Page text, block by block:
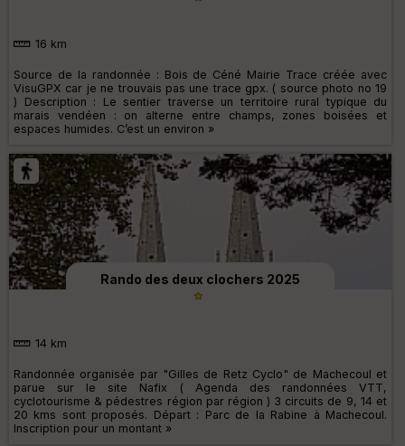
16 km
Source de la randonnée : Bois de Céné Mairie Trace créée avec
VisuGPX car je ne trouvais pas une trace gpx. ( source photo no 19
) Description : Le sentier traverse un territoire rural typique du
marais vendéen : on alterne entre champs, zones boisées et
espaces humides. C’est un environ »
Rando des deux clochers 2025
14 km
Randonnée organisée par "Gilles de Retz Cyclo" de Machecoul et
parue sur le site Nafix ( Agenda des randonnées VTT,
cyclotourisme & pédestres région par région ) 3 circuits de 9, 14 et
20 kms sont proposés. Départ : Parc de la Rabine à Machecoul.
Inscription pour un montant »